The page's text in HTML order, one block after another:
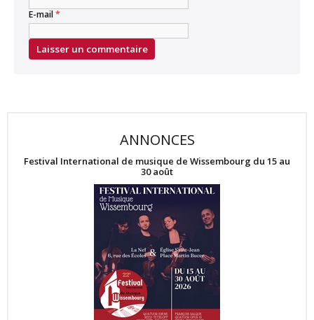
E-mail*
ANNONCES
Festival International de musique de Wissembourg du 15 au
30 août